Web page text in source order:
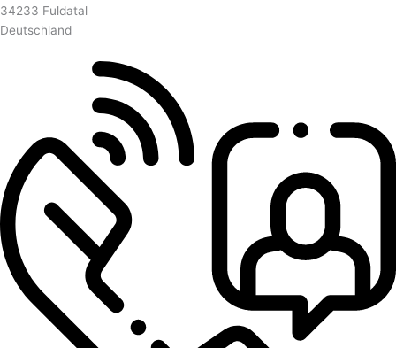
34233 Fuldatal
Deutschland